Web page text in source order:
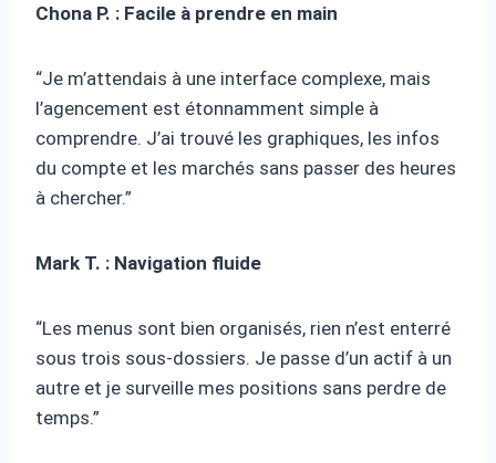
Chona P. : Facile à prendre en main
“Je m’attendais à une interface complexe, mais
l’agencement est étonnamment simple à
comprendre. J’ai trouvé les graphiques, les infos
du compte et les marchés sans passer des heures
à chercher.”
Mark T. : Navigation fluide
“Les menus sont bien organisés, rien n’est enterré
sous trois sous-dossiers. Je passe d’un actif à un
autre et je surveille mes positions sans perdre de
temps.”